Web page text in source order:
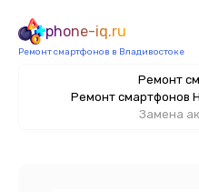
phone-iq.ru
Ремонт смартфонов в Владивостоке
Ремонт
Ремонт смартфонов
Замена